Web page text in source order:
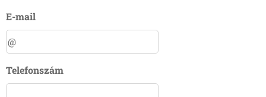
E-mail
Telefonszám